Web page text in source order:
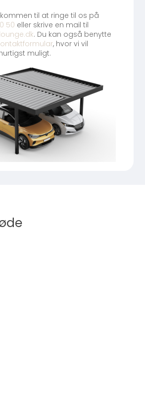
til at ringe til os på
50 eller skrive en mail til
. Du kan også benytte
, hvor vi vil
muligt.